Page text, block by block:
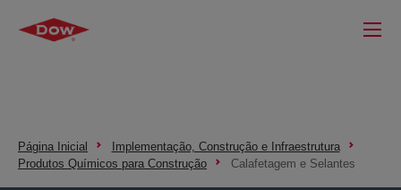
Página Inicial
Implementação, Construção e Infraestrutura
Produtos Químicos para Construção
Calafetagem e Selantes